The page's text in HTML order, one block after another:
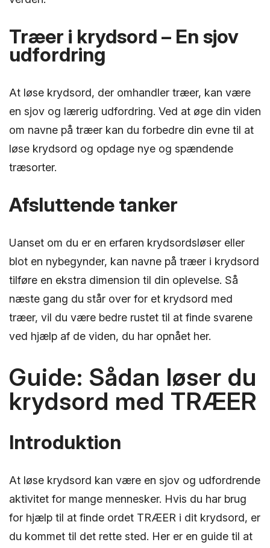
Træer i krydsord – En sjov
udfordring
At løse krydsord, der omhandler træer, kan være
en sjov og lærerig udfordring. Ved at øge din viden
om navne på træer kan du forbedre din evne til at
løse krydsord og opdage nye og spændende
træsorter.
Afsluttende tanker
Uanset om du er en erfaren krydsordsløser eller
blot en nybegynder, kan navne på træer i krydsord
tilføre en ekstra dimension til din oplevelse. Så
næste gang du står over for et krydsord med
træer, vil du være bedre rustet til at finde svarene
ved hjælp af de viden, du har opnået her.
Guide: Sådan løser du
krydsord med TRÆER
Introduktion
At løse krydsord kan være en sjov og udfordrende
aktivitet for mange mennesker. Hvis du har brug
for hjælp til at finde ordet TRÆER i dit krydsord, er
du kommet til det rette sted. Her er en guide til at